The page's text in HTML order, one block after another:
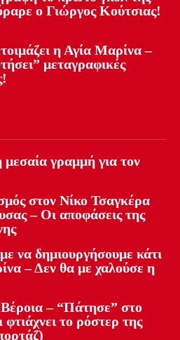
ο Γιώργος Κούτσιας!
η Αγία Μαρίνα –
μεταγραφικές
γραμμή για τον
στον Νίκο Τσαγκέρα
– Οι αποφάσεις της
να δημιουργήσουμε κάτι
– Δεν θα με χαλούσε η
– “Πάτησε” στο
το ρόστερ της